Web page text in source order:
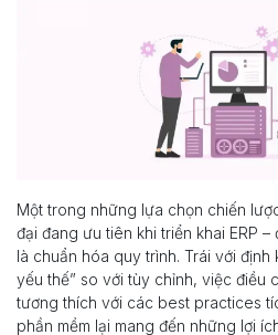
Một trong những lựa chọn chiến
đại đang ưu tiên khi triển khai ERP
là chuẩn hóa quy trình. Trái với định
yếu thế” so với tùy chỉnh, việc điều
tương thích với các best practices
phần mềm lại mang đến những lợi